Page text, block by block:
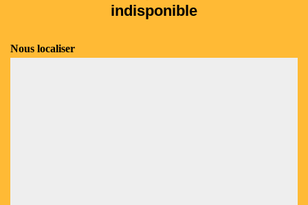
indisponible
Nous localiser